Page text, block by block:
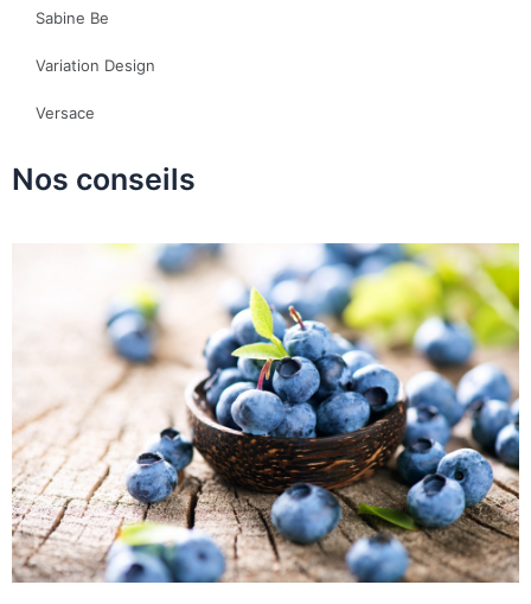
Sabine Be
Variation Design
Versace
Nos conseils